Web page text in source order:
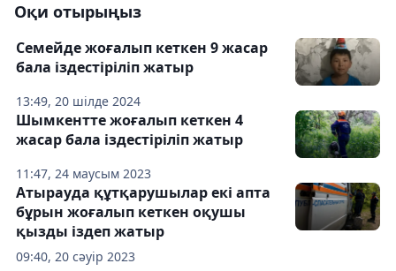
Оқи отырыңыз
13:49, 20 шілде 2024
Семейде жоғалып кеткен 9 жасар
бала іздестіріліп жатыр
11:47, 24 маусым 2023
Шымкентте жоғалып кеткен 4
жасар бала іздестіріліп жатыр
09:40, 20 сәуір 2023
Атырауда құтқарушылар екі апта
бұрын жоғалып кеткен оқушы
қызды іздеп жатыр